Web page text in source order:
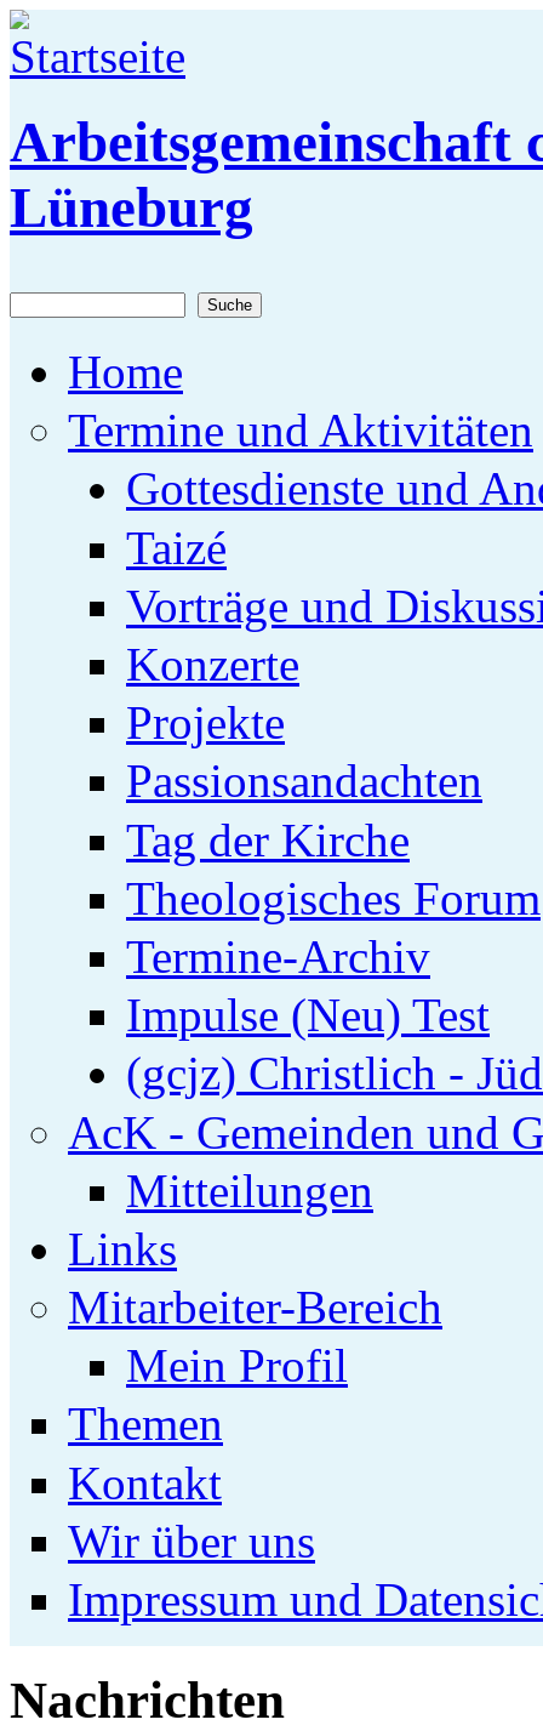
Direkt zum Inhalt
Lüneburg
Home
Termine und Aktivitäten
Gottesdienste und
Taizé
Vorträge und
Konzerte
Projekte
Passionsandachten
Tag der Kirche
Theologisches Forum
Termine-Archiv
Impulse (Neu) Test
(gcjz) Christlich -
AcK - Gemeinden und
Mitteilungen
Links
Mitarbeiter-Bereich
Mein Profil
Themen
Kontakt
Wir über uns
Impressum und
Nachrichten